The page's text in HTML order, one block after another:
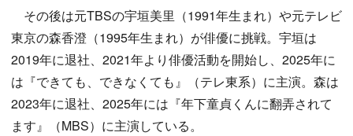
その後は元TBSの宇垣美里（1991年生まれ）や元テレビ
東京の森香澄（1995年生まれ）が俳優に挑戦。宇垣は
2019年に退社、2021年より俳優活動を開始し、2025年に
は『できても、できなくても』（テレ東系）に主演。森は
2023年に退社、2025年には『年下童貞くんに翻弄されて
ます』（MBS）に主演している。